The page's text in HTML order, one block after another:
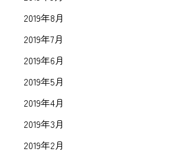
2019年8月
2019年7月
2019年6月
2019年5月
2019年4月
2019年3月
2019年2月